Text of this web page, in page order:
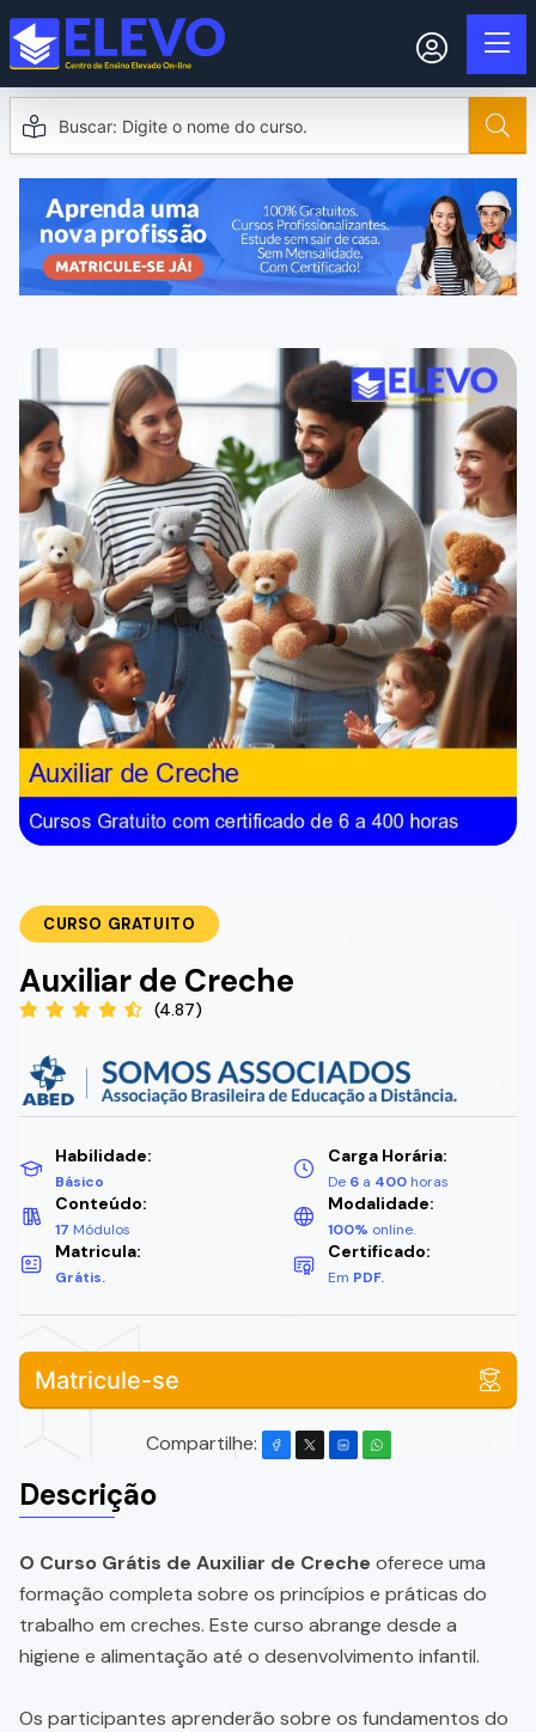
CURSO GRATUITO
Auxiliar de Creche
(4.87)
Habilidade:
Básico
Carga Horária:
De 6 a 400 horas
Conteúdo:
17 Módulos
Modalidade:
100% online.
Matricula:
Grátis.
Certificado:
Em PDF.
Matricule-se
Compartilhe:
Descrição
O Curso Grátis de Auxiliar de Creche oferece uma
formação completa sobre os princípios e práticas do
trabalho em creches. Este curso abrange desde a
higiene e alimentação até o desenvolvimento infantil.
Os participantes aprenderão sobre os fundamentos do